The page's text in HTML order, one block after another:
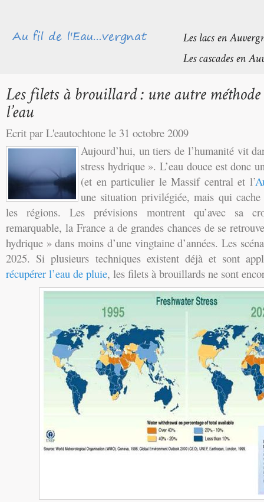
Ecrit par L'eautochtone le 31 octobre 2009
Aujourd’hui, un tiers de l’humanité vit
stress hydrique ». L’eau douce est donc
(et en particulier le Massif central et l’
une situation privilégiée, mais qui cache
les régions. Les prévisions montrent qu’avec sa
remarquable, la France a de grandes chances de se
hydrique » dans moins d’une vingtaine d’années. Les
2025. Si plusieurs techniques existent déjà et sont
récupérer l’eau de pluie, les filets à brouillards ne sont